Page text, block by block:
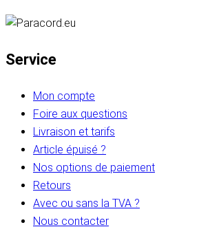
Service
Mon compte
Foire aux questions
Livraison et tarifs
Article épuisé ?
Nos options de paiement
Retours
Avec ou sans la TVA ?
Nous contacter